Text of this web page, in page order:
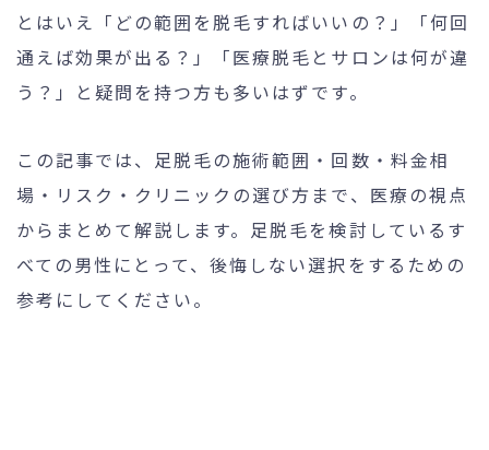
個人情報保護方針 特定商取引法に基づく表記
とはいえ「どの範囲を脱毛すればいいの？」「何回
通えば効果が出る？」「医療脱毛とサロンは何が違
う？」と疑問を持つ方も多いはずです。
この記事では、足脱毛の施術範囲・回数・料金相
場・リスク・クリニックの選び方まで、医療の視点
からまとめて解説します。足脱毛を検討しているす
べての男性にとって、後悔しない選択をするための
参考にしてください。